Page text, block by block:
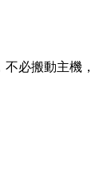
必搬動主機，